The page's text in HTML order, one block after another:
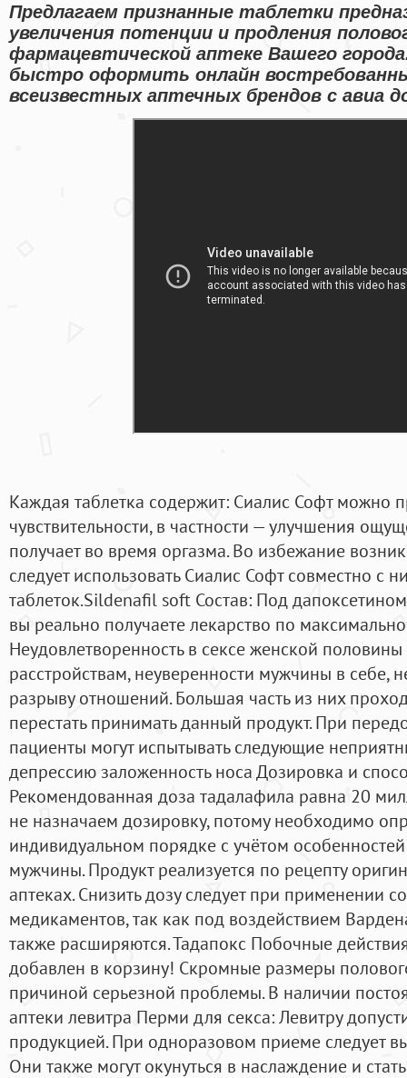
Предлагаем признанные таблетки
увеличения потенции и продления
фармацевтической аптеке Вашего
быстро оформить онлайн
всеизвестных аптечных брендов с авиа
Каждая таблетка содержит: Сиалис Софт можно
чувствительности, в частности — улучшения
получает во время оргазма. Во избежание
следует использовать Сиалис Софт совместно с
таблеток.Sildenafil soft Состав: Под
вы реально получаете лекарство по
Неудовлетворенность в сексе женской
расстройствам, неуверенности мужчины в себе,
разрыву отношений. Большая часть из них
перестать принимать данный продукт. При
пациенты могут испытывать следующие
депрессию заложенность носа Дозировка и
Рекомендованная доза тадалафила равна 20
не назначаем дозировку, потому необходимо
индивидуальном порядке с учётом
мужчины. Продукт реализуется по рецепту
аптеках. Снизить дозу следует при применении
медикаментов, так как под воздействием
также расширяются. Тадапокс Побочные
добавлен в корзину! Скромные размеры
причиной серьезной проблемы. В наличии
аптеки левитра Перми для секса: Левитру
продукцией. При одноразовом приеме следует
Они также могут окунуться в наслаждение и